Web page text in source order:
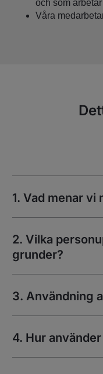
och som
Våra
1. Vad menar
2. Vilka
grunder?
3. Användning
4. Hur